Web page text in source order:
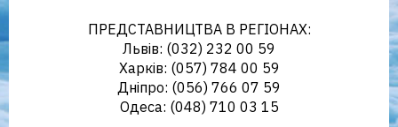
Україні
ПРЕДСТАВНИЦТВА В РЕГІОНАХ:
Львів: (032) 232 00 59
Харків: (057) 784 00 59
Дніпро: (056) 766 07 59
Одеса: (048) 710 03 15